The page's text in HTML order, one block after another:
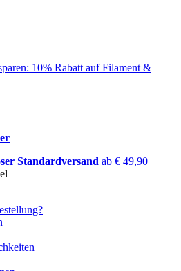
10% Rabatt auf Filament &
Standardversand ab € 49,90